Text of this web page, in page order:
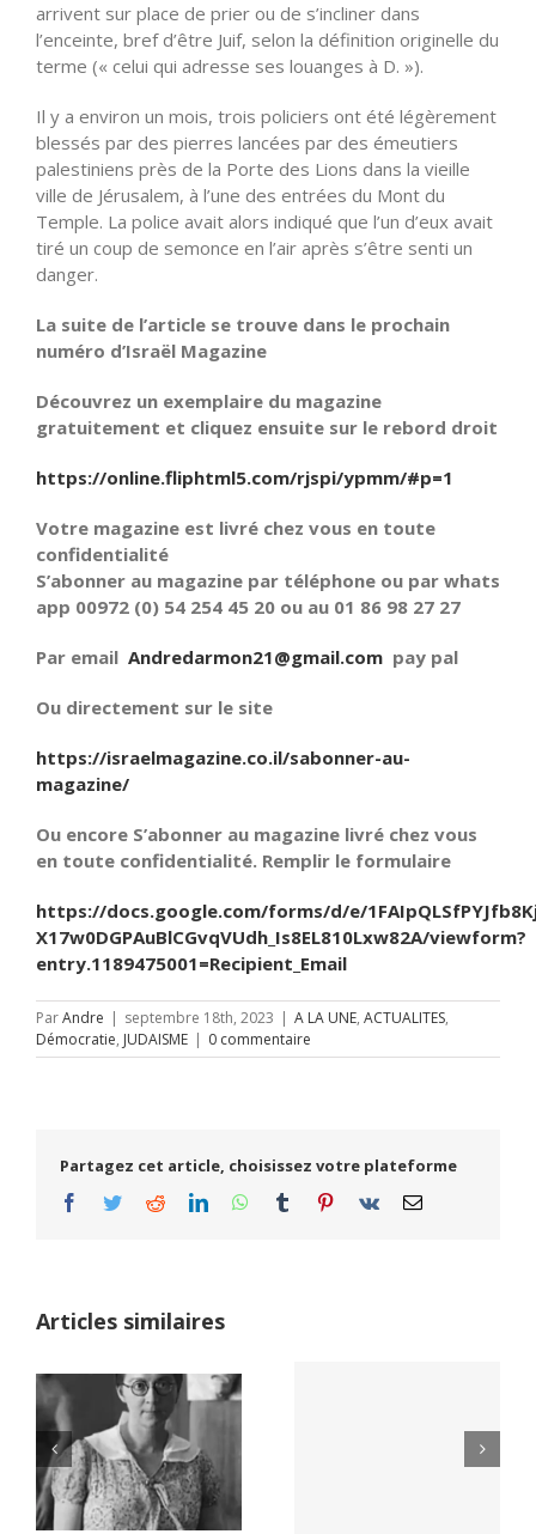
arrivent sur place de prier ou de s’incliner dans
l’enceinte, bref d’être Juif, selon la définition originelle du
terme (« celui qui adresse ses louanges à D. »).
Il y a environ un mois, trois policiers ont été légèrement
blessés par des pierres lancées par des émeutiers
palestiniens près de la Porte des Lions dans la vieille
ville de Jérusalem, à l’une des entrées du Mont du
Temple. La police avait alors indiqué que l’un d’eux avait
tiré un coup de semonce en l’air après s’être senti un
danger.
La suite de l’article se trouve dans le prochain
numéro d’Israël Magazine
Découvrez un exemplaire du magazine
gratuitement et cliquez ensuite sur le rebord droit
https://online.fliphtml5.com/rjspi/ypmm/#p=1
Votre magazine est livré chez vous en toute
confidentialité
S’abonner au magazine par téléphone ou par whats
app 00972 (0) 54 254 45 20 ou au 01 86 98 27 27
Par email Andredarmon21@gmail.com pay pal
Ou directement sur le site
https://israelmagazine.co.il/sabonner-au-
magazine/
Ou encore S’abonner au magazine livré chez vous
en toute confidentialité. Remplir le formulaire
https://docs.google.com/forms/d/e/
X17w0DGPAuBlCGvqVUdh_Is8EL810Lxw82A/viewform?
entry.1189475001=Recipient_Email
ParAndre | septembre 18th, 2023 | A LA UNE, ACTUALITES,
Démocratie, JUDAISME | 0 commentaire
Partagez cet article, choisissez votre plateforme
Facebook
TwitterRedditLinkedInWhatsApp
Tumblr Pinterest
Vk Email
Articles similaires
Netflix Field of
Dreams (1989)
Yaïr Golan : une